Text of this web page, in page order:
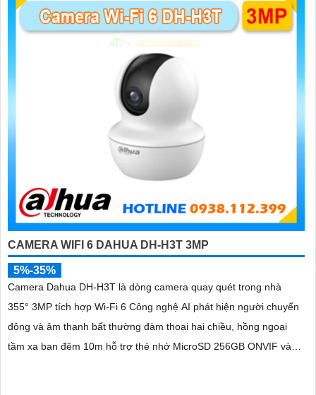
CAMERA WIFI 6 DAHUA DH-H3T 3MP
5%-35%
Camera Dahua DH-H3T là dòng camera quay quét trong nhà
355° 3MP tích hợp Wi-Fi 6 Công nghệ AI phát hiện người chuyển
động và âm thanh bất thường đàm thoại hai chiều, hồng ngoại
tầm xa ban đêm 10m hỗ trợ thẻ nhớ MicroSD 256GB ONVIF và